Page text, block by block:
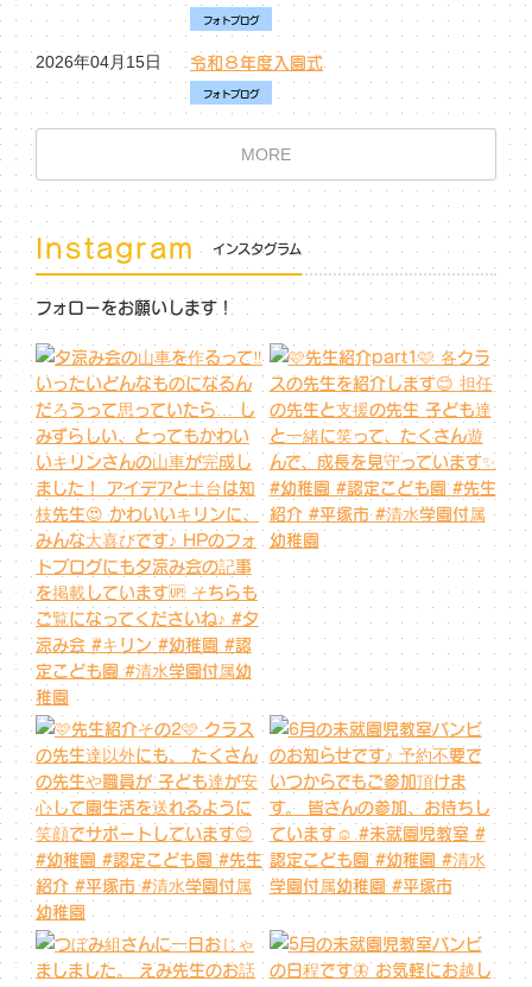
フォトブログ
2026年04月15日 令和８年度入園式
フォトブログ
MORE
Instagram インスタグラム
フォローをお願いします！